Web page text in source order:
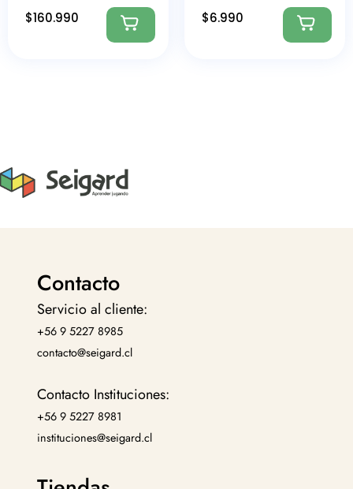
$160.990 $6.990
Contacto
Servicio al cliente:
+56 9 5227 8985
contacto@seigard.cl
Contacto Instituciones:
+56 9 5227 8981
instituciones@seigard.cl